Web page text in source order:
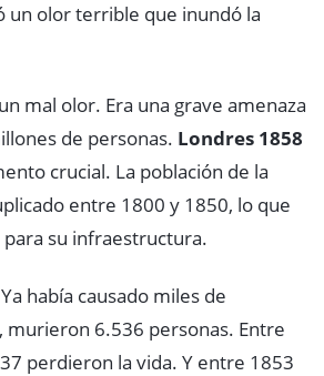
un olor terrible que inundó la
mal olor. Era una grave amenaza
de personas. Londres 1858
crucial. La población de la
entre 1800 y 1850, lo que
para su infraestructura.
Ya había causado miles de
murieron 6.536 personas. Entre
perdieron la vida. Y entre 1853